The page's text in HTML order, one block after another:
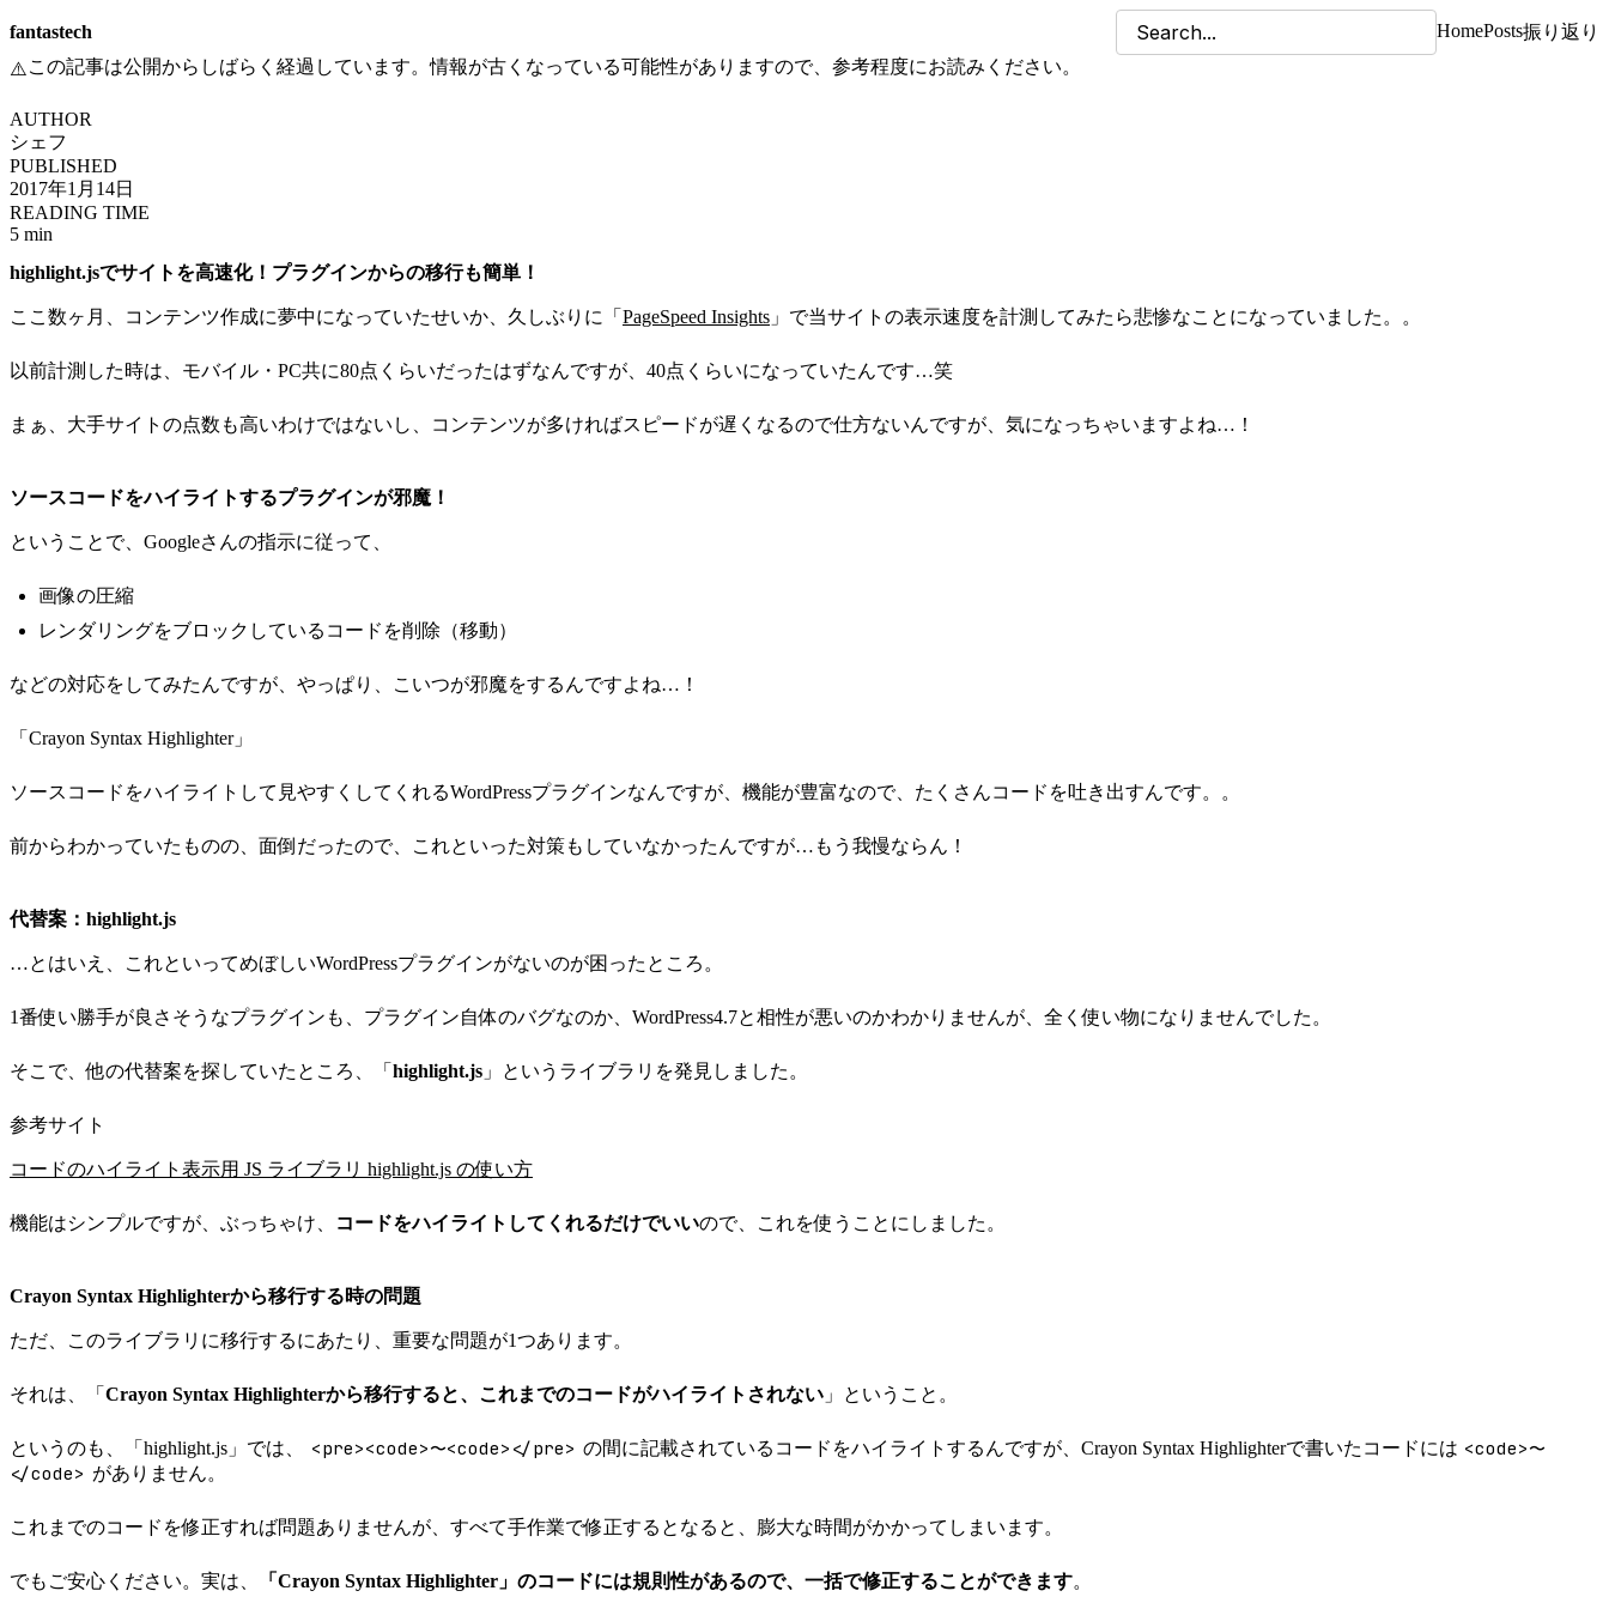
fantastech HomePosts振り返り
⚠️この記事は公開からしばらく経過しています。情報が古くなっている可能性がありますので、参考程度にお読みください。
AUTHOR
シェフ
PUBLISHED
2017年1月14日
READING TIME
5 min
highlight.jsでサイトを高速化！プラグインからの移行も簡単！
ここ数ヶ月、コンテンツ作成に夢中になっていたせいか、久しぶりに「 PageSpeed Insights 」で当サイトの表示速度を計測してみたら悲惨なことになっていました。。
以前計測した時は、モバイル・PC共に80点くらいだったはずなんですが、40点くらいになっていたんです…笑
まぁ、大手サイトの点数も高いわけではないし、コンテンツが多ければスピードが遅くなるので仕方ないんですが、気になっちゃいますよね…！
ソースコードをハイライトするプラグインが邪魔！
ということで、Googleさんの指示に従って、
画像の圧縮
レンダリングをブロックしているコードを削除（移動）
などの対応をしてみたんですが、やっぱり、こいつが邪魔をするんですよね…！
「Crayon Syntax Highlighter」
ソースコードをハイライトして見やすくしてくれるWordPressプラグインなんですが、機能が豊富なので、たくさんコードを吐き出すんです。。
前からわかっていたものの、面倒だったので、これといった対策もしていなかったんですが…もう我慢ならん！
代替案：highlight.js
…とはいえ、これといってめぼしいWordPressプラグインがないのが困ったところ。
1番使い勝手が良さそうなプラグインも、プラグイン自体のバグなのか、WordPress4.7と相性が悪いのかわかりませんが、全く使い物になりませんでした。
そこで、他の代替案を探していたところ、「 highlight.js 」というライブラリを発見しました。
参考サイト
コードのハイライト表示用 JS ライブラリ highlight.js の使い方
機能はシンプルですが、ぶっちゃけ、 コードをハイライトしてくれるだけでいいので、これを使うことにしました。
Crayon Syntax Highlighterから移行する時の問題
ただ、このライブラリに移行するにあたり、重要な問題が1つあります。
それは、「 Crayon Syntax Highlighterから移行すると、これまでのコードがハイライトされない 」ということ。
というのも、「highlight.js」では、 <pre><code>〜<code></pre> の間に記載されているコードをハイライトするんですが、Crayon Syntax Highlighterで書いたコードには <code>〜
</code> がありません。
これまでのコードを修正すれば問題ありませんが、すべて手作業で修正するとなると、膨大な時間がかかってしまいます。
でもご安心ください。実は、 「Crayon Syntax Highlighter」のコードには規則性があるので、一括で修正することができます。